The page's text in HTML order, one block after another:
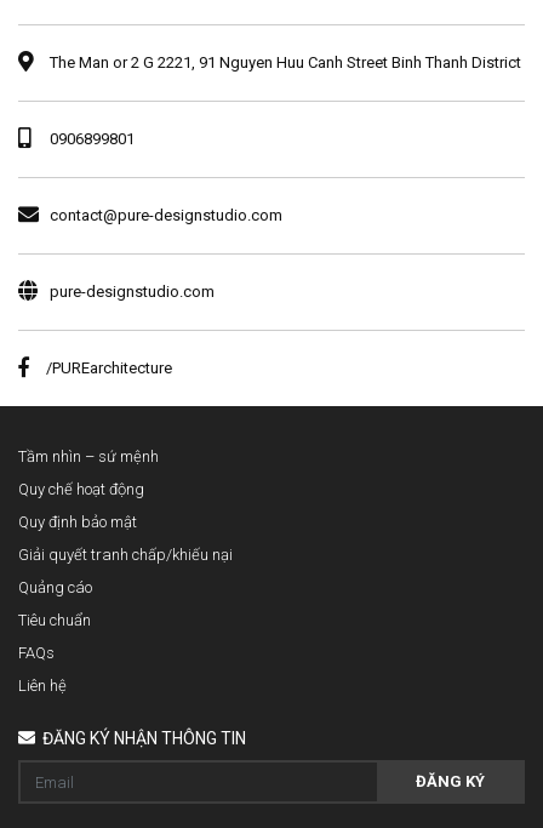
The Man or 2 G 2221, 91 Nguyen Huu Canh Street Binh Thanh District
0906899801
contact@pure-designstudio.com
pure-designstudio.com
/PUREarchitecture
Tầm nhìn – sứ mệnh
Quy chế hoạt động
Quy định bảo mật
Giải quyết tranh chấp/khiếu nại
Quảng cáo
Tiêu chuẩn
FAQs
Liên hệ
ĐĂNG KÝ NHẬN THÔNG TIN
ĐĂNG KÝ